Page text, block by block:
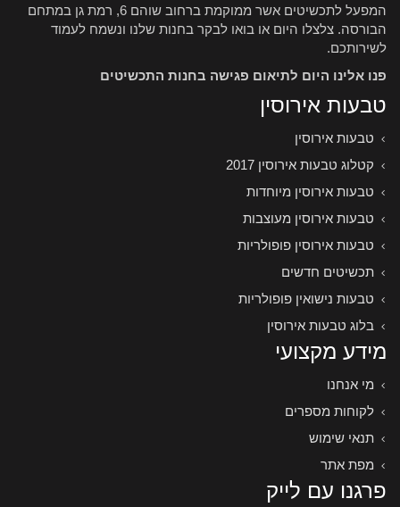
המפעל לתכשיטים אשר ממוקמת ברחוב שוהם 6, רמת גן במתחם
הבורסה. צלצלו היום או בואו לבקר בחנות שלנו ונשמח לעמוד
לשירותכם.
פנו אלינו היום לתיאום פגישה בחנות התכשיטים
טבעות אירוסין
טבעות אירוסין
קטלוג טבעות אירוסין 2017
טבעות אירוסין מיוחדות
טבעות אירוסין מעוצבות
טבעות אירוסין פופולריות
תכשיטים חדשים
טבעות נישואין פופולריות
בלוג טבעות אירוסין
מידע מקצועי
מי אנחנו
לקוחות מספרים
תנאי שימוש
מפת אתר
פרגנו עם לייק